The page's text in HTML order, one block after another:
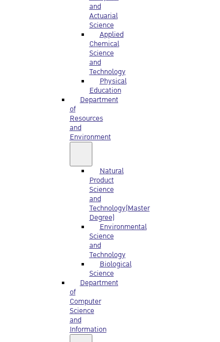
and
Actuarial
Science
Applied
Chemical
Science
and
Technology
Physical
Education
Department
of
Resources
and
Environment
Natural
Product
Science
and
Technology(Master
Degree)
Environmental
Science
and
Technology
Biological
Science
Department
of
Computer
Science
and
Information